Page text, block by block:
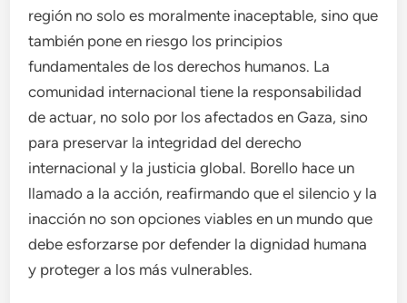
región no solo es moralmente inaceptable, sino que
también pone en riesgo los principios
fundamentales de los derechos humanos. La
comunidad internacional tiene la responsabilidad
de actuar, no solo por los afectados en Gaza, sino
para preservar la integridad del derecho
internacional y la justicia global. Borello hace un
llamado a la acción, reafirmando que el silencio y la
inacción no son opciones viables en un mundo que
debe esforzarse por defender la dignidad humana
y proteger a los más vulnerables.